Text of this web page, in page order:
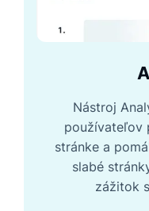
Nástroj
používateľov
stránke a
slabé
zážitok